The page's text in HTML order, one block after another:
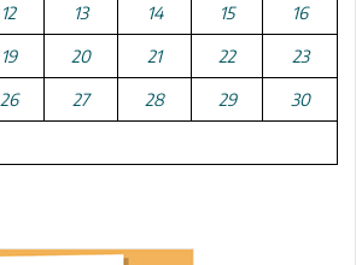
12 13 14 15 16
19 20 21 22 23
26 27 28 29 30